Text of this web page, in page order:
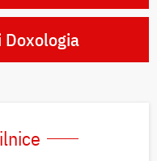
Doxologia